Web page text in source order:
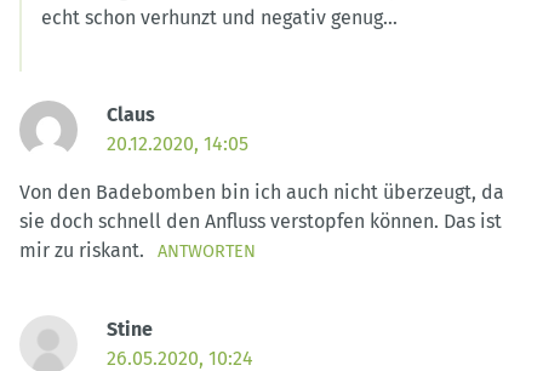
echt schon verhunzt und negativ genug…
Claus
20.12.2020, 14:05
Von den Badebomben bin ich auch nicht überzeugt, da
sie doch schnell den Anfluss verstopfen können. Das ist
mir zu riskant.
ANTWORTEN
Stine
26.05.2020, 10:24